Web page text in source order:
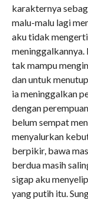
karakternya
malu-malu lagi
aku tidak
meninggalkannya.
tak mampu
dan untuk
ia meninggalkan
dengan
belum sempat
menyalurkan
berpikir, bawa
berdua masih
sigap aku
yang putih itu.